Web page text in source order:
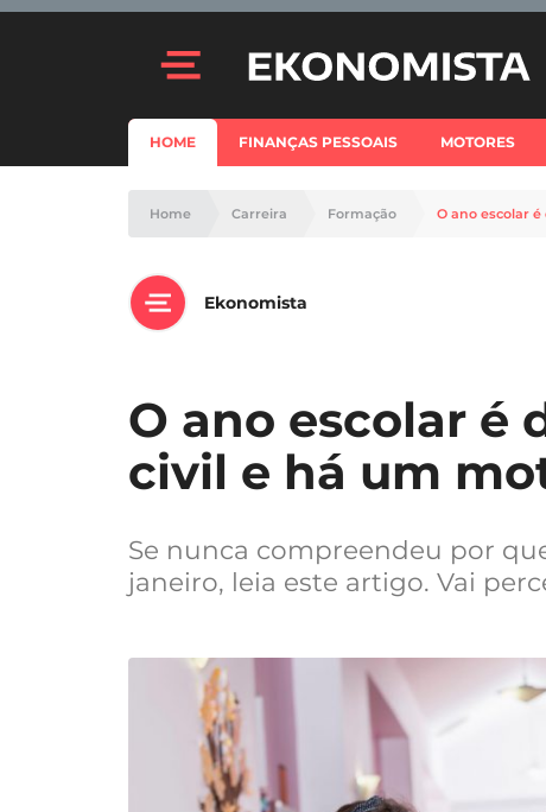
HOME FINANÇAS PESSOAIS MOTORES
Home Carreira Formação O ano escolar
Ekonomista
O ano escolar é
civil e há um
Se nunca compreendeu por
janeiro, leia este artigo. Vai